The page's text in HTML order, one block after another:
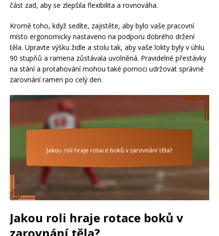
část zad, aby se zlepšila flexibilita a rovnováha.
Kromě toho, když sedíte, zajistěte, aby bylo vaše pracovní
místo ergonomicky nastaveno na podporu dobrého držení
těla. Upravte výšku židle a stolu tak, aby vaše lokty byly v úhlu
90 stupňů a ramena zůstávala uvolněná. Pravidelné přestávky
na stání a protahování mohou také pomoci udržovat správné
zarovnání ramen po celý den.
Jakou roli hraje rotace boků v
zarovnání těla?